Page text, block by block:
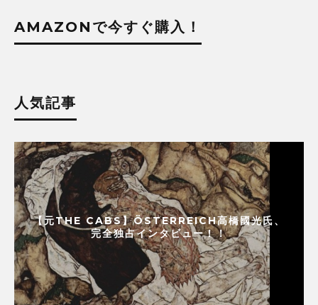
AMAZONで今すぐ購入！
人気記事
【元THE CABS】ÖSTERREICH高橋國光氏、
完全独占インタビュー！！